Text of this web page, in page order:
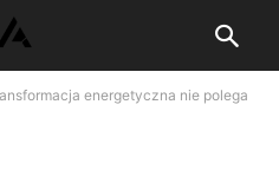
energetyczna nie polega